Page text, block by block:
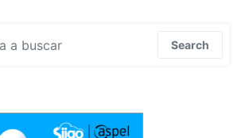
Search